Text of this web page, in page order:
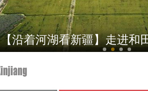
丁荫楠：我对这部片子
【沿着河湖看新疆】走进和